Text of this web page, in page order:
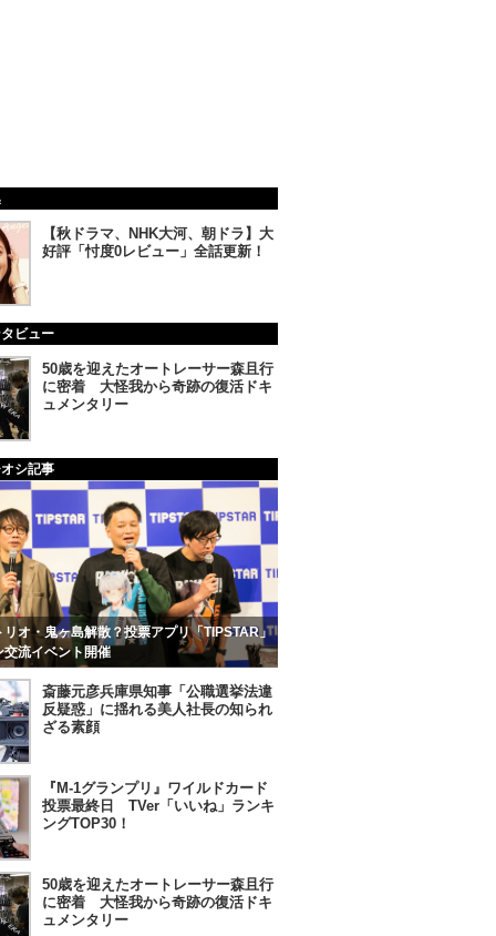
【秋ドラマ、NHK大河、朝ドラ】大
好評「忖度0レビュー」全話更新！
ビュー
50歳を迎えたオートレーサー森且行
に密着 大怪我から奇跡の復活ドキ
ュメンタリー
シ記事
リオ・鬼ヶ島解散？投票アプリ「TIPSTAR」
交流イベント開催
斎藤元彦兵庫県知事「公職選挙法違
反疑惑」に揺れる美人社長の知られ
ざる素顔
『M-1グランプリ』ワイルドカード
投票最終日 TVer「いいね」ランキ
ングTOP30！
50歳を迎えたオートレーサー森且行
に密着 大怪我から奇跡の復活ドキ
ュメンタリー